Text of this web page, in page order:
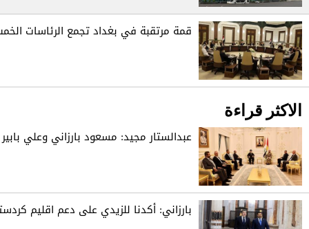
قمة مرتقبة في بغداد تجمع الرئاسات
الاكثر قراءة
عبدالستار مجيد: مسعود بارزاني وعلي
بارزاني: أكدنا للزيدي على دعم اقليم